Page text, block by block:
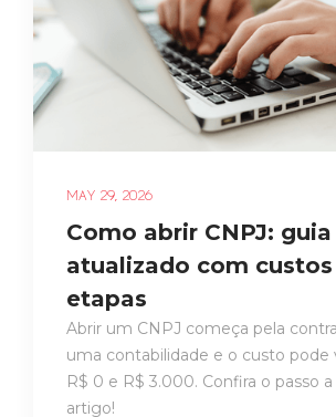
MAY 29, 2026
Como abrir CNPJ: guia
atualizado com
etapas
Abrir um CNPJ começa pela
uma contabilidade e o custo pode
R$ 0 e R$ 3.000. Confira o passo
artigo!